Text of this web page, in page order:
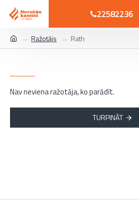
22582236
Ražotājs Rath
Nav neviena ražotāja, ko parādīt.
TURPINĀT